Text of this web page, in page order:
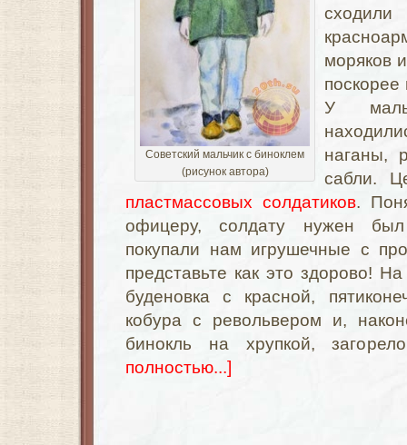
Советский мальчик с биноклем
(рисунок автора)
моряков
поскорее
У
наганы,
сабли.
пластмассовых солдатиков.
офицеру, солдату нужен
покупали нам игрушечные с
представьте как это здорово!
буденовка с красной,
кобура с револьвером и,
бинокль на хрупкой,
полностью...]